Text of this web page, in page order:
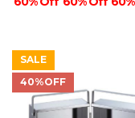
60% Off
SALE
40%OFF